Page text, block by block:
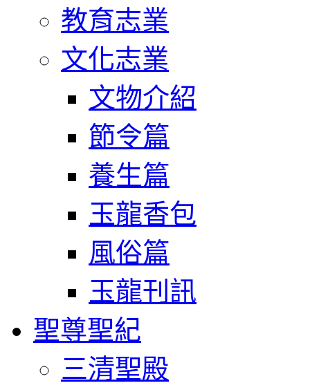
教育志業
文化志業
文物介紹
節令篇
養生篇
玉龍香包
風俗篇
玉龍刊訊
聖尊聖紀
三清聖殿